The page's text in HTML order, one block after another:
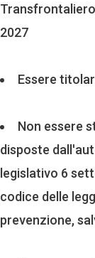
2027
Essere
Non essere
disposte
legislativo 6
codice delle
prevenzione,